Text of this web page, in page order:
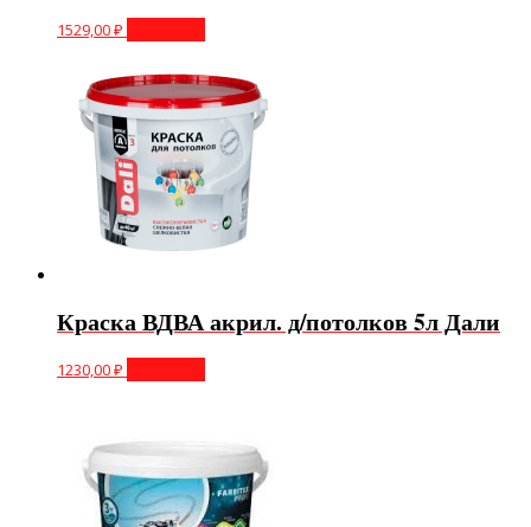
1529,00₽
Краска ВДВА акрил. д/потолков 5л Дали
1230,00₽